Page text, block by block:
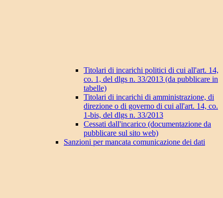
Titolari di incarichi politici di cui all'art. 14,
co. 1, del dlgs n. 33/2013 (da pubblicare in
tabelle)
Titolari di incarichi di amministrazione, di
direzione o di governo di cui all'art. 14, co.
1-bis, del dlgs n. 33/2013
Cessati dall'incarico (documentazione da
pubblicare sul sito web)
Sanzioni per mancata comunicazione dei dati